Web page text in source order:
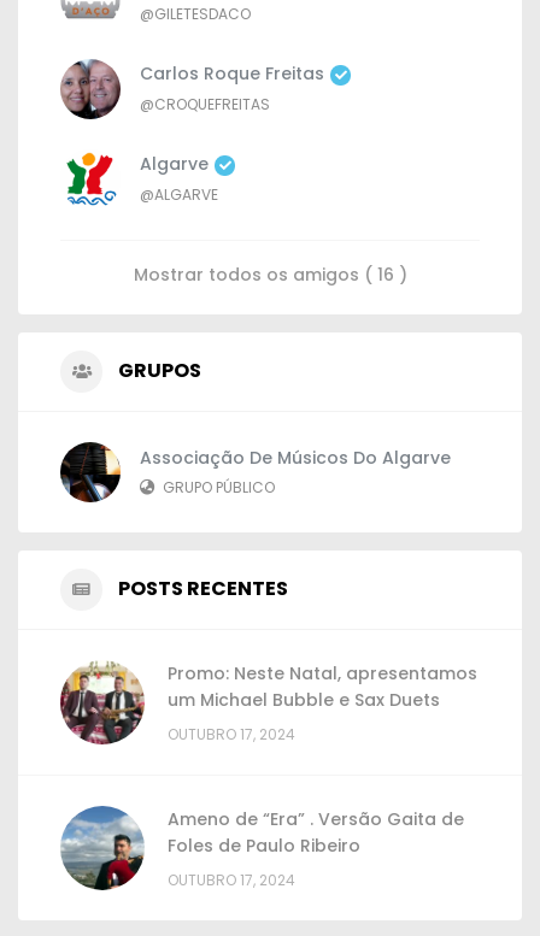
@GILETESDACO
Carlos Roque Freitas
@CROQUEFREITAS
Algarve
@ALGARVE
Mostrar todos os amigos ( 16 )
GRUPOS
Associação De Músicos Do Algarve
GRUPO PÚBLICO
POSTS RECENTES
Promo: Neste Natal, apresentamos
um Michael Bubble e Sax Duets
OUTUBRO 17, 2024
Ameno de “Era” . Versão Gaita de
Foles de Paulo Ribeiro
OUTUBRO 17, 2024